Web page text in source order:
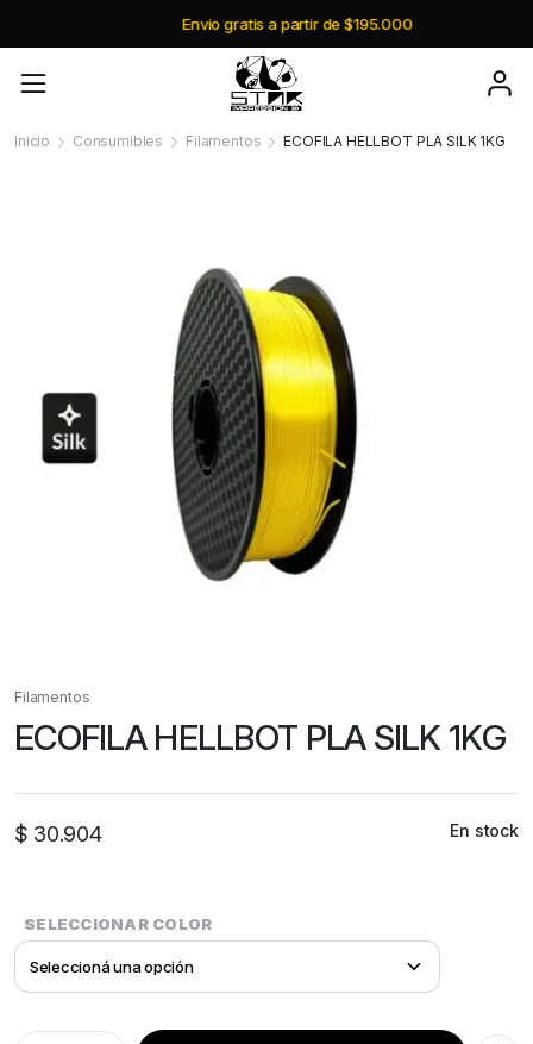
Envio gratis a partir de $195.000
Inicio Consumibles Filamentos ECOFILA HELLBOT PLA SILK 1KG
Filamentos
ECOFILA HELLBOT PLA SILK 1KG
$ 30.904 En stock
SELECCIONAR COLOR